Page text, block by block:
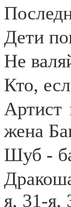
Дети
Не
Кто,
Артист
жена
Шуб -
я, 31-я,